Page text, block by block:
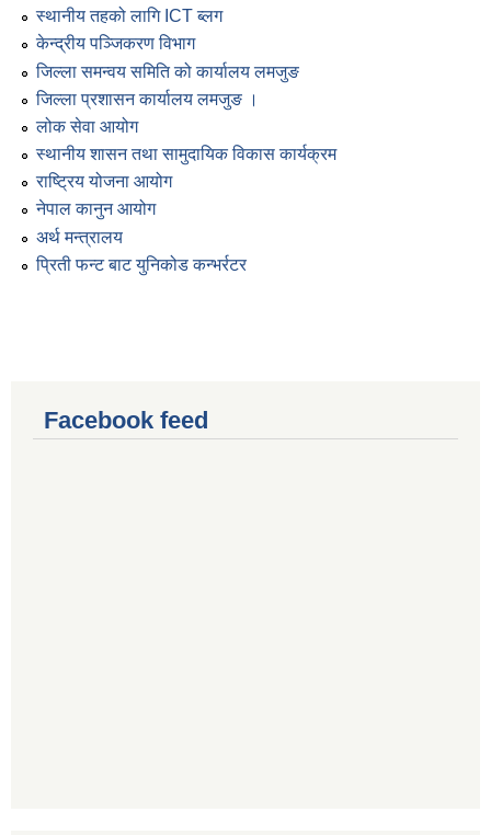
स्थानीय तहको लागि ICT ब्लग
केन्द्रीय पञ्जिकरण विभाग
जिल्ला समन्वय समिति को कार्यालय लमजुङ
जिल्ला प्रशासन कार्यालय लमजुङ ।
लोक सेवा आयोग
स्थानीय शासन तथा सामुदायिक विकास कार्यक्रम
राष्ट्रिय योजना आयोग
नेपाल कानुन आयोग
अर्थ मन्त्रालय
प्रिती फन्ट बाट युनिकोड कन्भर्रटर
Facebook feed